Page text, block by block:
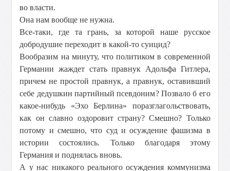
во власти.
Она нам вообще не нужна.
Все-таки, где та грань, за которой наше русское
добродушие переходит в какой-то суицид?
Вообразим на минуту, что политиком в современной
Германии жаждет стать правнук Адольфа Гитлера,
причем не простой правнук, а правнук, оставивший
себе дедушкин партийный псевдоним? Позвало б его
какое-нибудь «Эхо Берлина» поразглагольствовать,
как он славно оздоровит страну? Смешно? Только
потому и смешно, что суд и осуждение фашизма в
истории состоялись. Только благодаря этому
Германия и поднялась вновь.
А у нас никакого реального осуждения коммунизма